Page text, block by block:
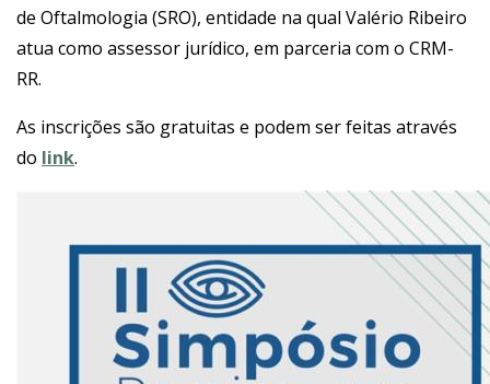
de Oftalmologia (SRO), entidade na qual Valério Ribeiro
atua como assessor jurídico, em parceria com o CRM-
RR.
As inscrições são gratuitas e podem ser feitas através
do link.